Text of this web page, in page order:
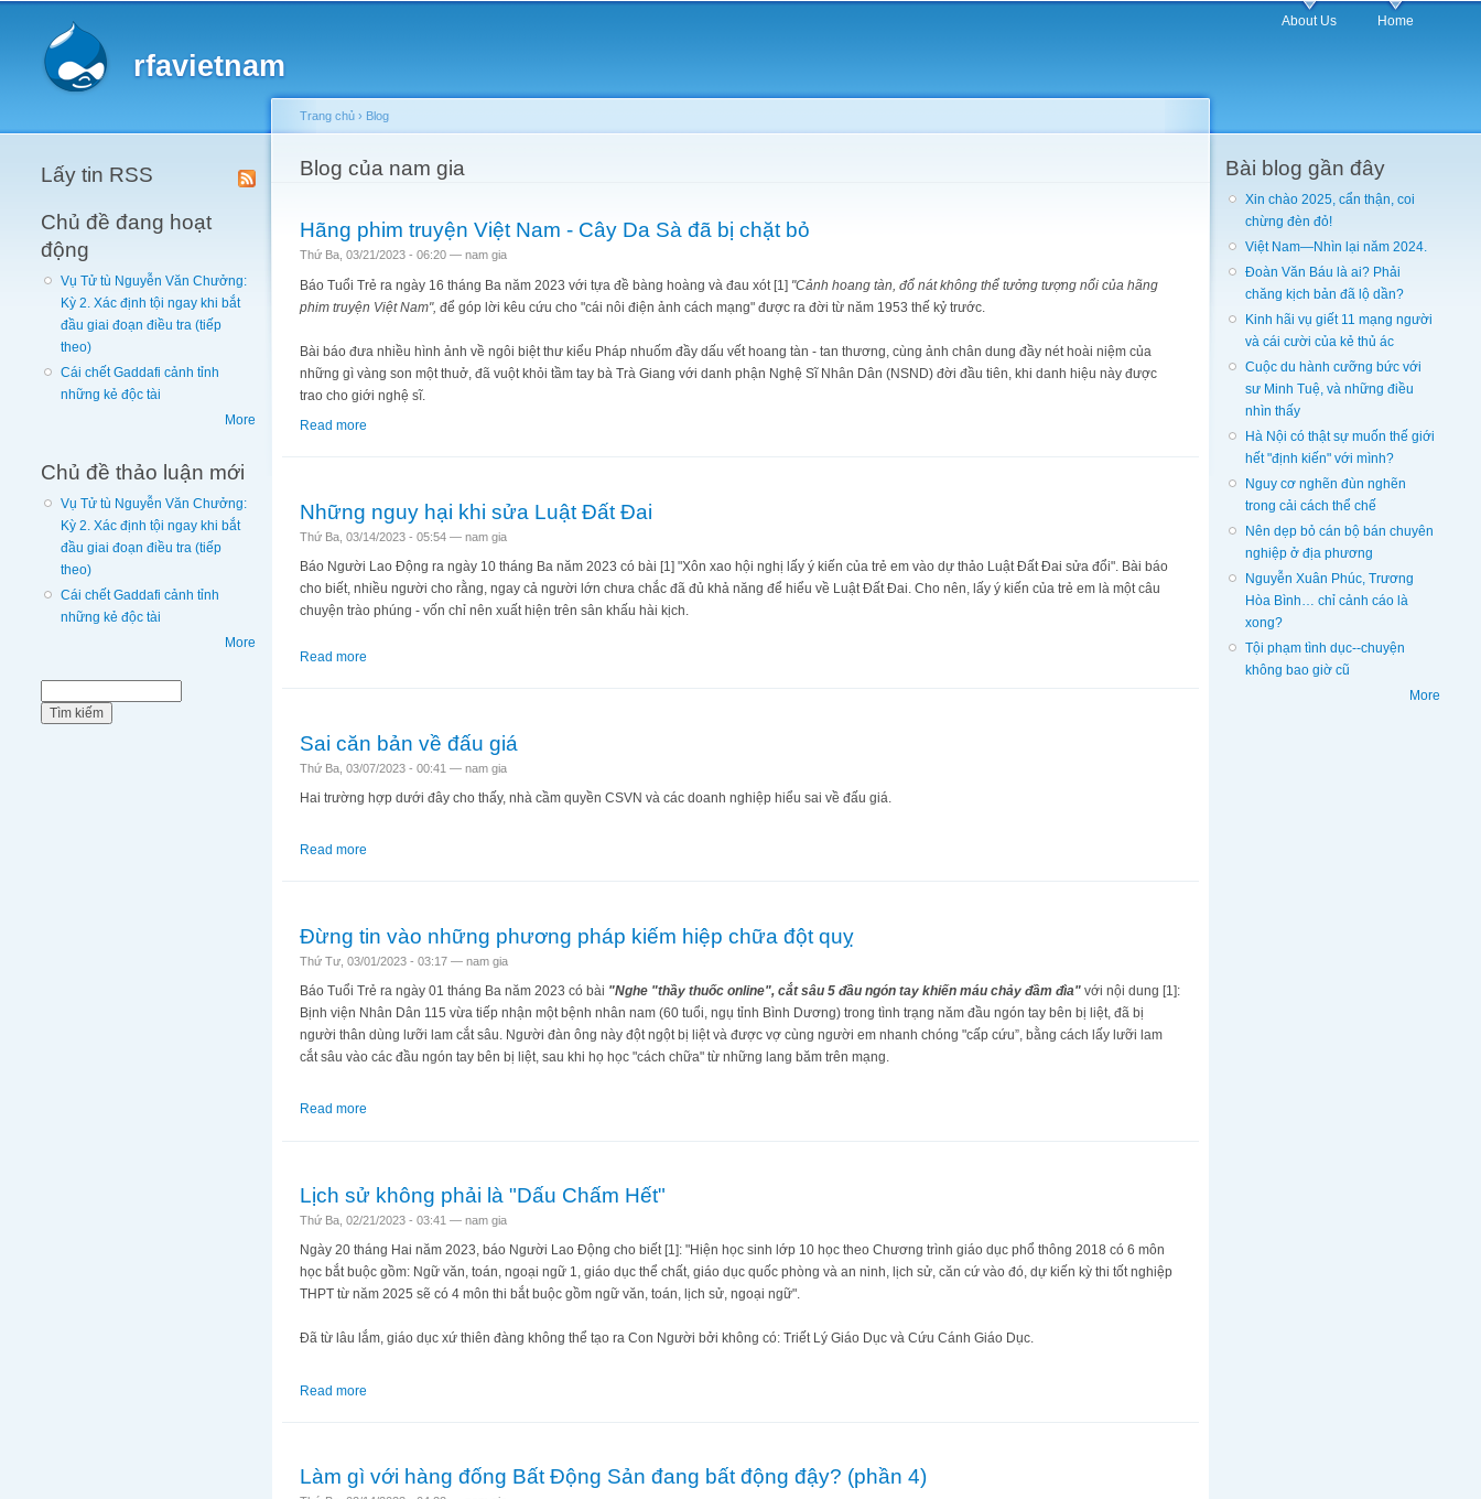
rfavietnam
About Us Home
Lấy tin RSS
Chủ đề đang hoạt
động
Vụ Tử tù Nguyễn Văn Chưởng:
Kỳ 2. Xác định tội ngay khi bắt
đầu giai đoạn điều tra (tiếp
theo)
Cái chết Gaddafi cảnh tỉnh
những kẻ độc tài
More
Chủ đề thảo luận mới
Vụ Tử tù Nguyễn Văn Chưởng:
Kỳ 2. Xác định tội ngay khi bắt
đầu giai đoạn điều tra (tiếp
theo)
Cái chết Gaddafi cảnh tỉnh
những kẻ độc tài
More
You are here
Trang chủ › Blog
Blog của nam gia
Hãng phim truyện Việt Nam - Cây Da Sà đã bị chặt bỏ
Thứ Ba, 03/21/2023 - 06:20 — nam gia
Báo Tuổi Trẻ ra ngày 16 tháng Ba năm 2023 với tựa đề bàng hoàng và đau xót [1] "Cảnh hoang tàn, đổ nát không thể tưởng tượng nổi của hãng
phim truyện Việt Nam", để góp lời kêu cứu cho "cái nôi điện ảnh cách mạng" được ra đời từ năm 1953 thế kỷ trước.
Bài báo đưa nhiều hình ảnh về ngôi biệt thư kiểu Pháp nhuốm đầy dấu vết hoang tàn - tan thương, cùng ảnh chân dung đầy nét hoài niệm của
những gì vàng son một thuở, đã vuột khỏi tầm tay bà Trà Giang với danh phận Nghệ Sĩ Nhân Dân (NSND) đời đầu tiên, khi danh hiệu này được
trao cho giới nghệ sĩ.
Read more
Những nguy hại khi sửa Luật Đất Đai
Thứ Ba, 03/14/2023 - 05:54 — nam gia
Báo Người Lao Động ra ngày 10 tháng Ba năm 2023 có bài [1] "Xôn xao hội nghị lấy ý kiến của trẻ em vào dự thảo Luật Đất Đai sửa đổi". Bài báo
cho biết, nhiều người cho rằng, ngay cả người lớn chưa chắc đã đủ khả năng để hiểu về Luật Đất Đai. Cho nên, lấy ý kiến của trẻ em là một câu
chuyện trào phúng - vốn chỉ nên xuất hiện trên sân khấu hài kịch.
Read more
Sai căn bản về đấu giá
Thứ Ba, 03/07/2023 - 00:41 — nam gia
Hai trường hợp dưới đây cho thấy, nhà cầm quyền CSVN và các doanh nghiệp hiểu sai về đấu giá.
Read more
Đừng tin vào những phương pháp kiếm hiệp chữa đột quỵ
Thứ Tư, 03/01/2023 - 03:17 — nam gia
Báo Tuổi Trẻ ra ngày 01 tháng Ba năm 2023 có bài "Nghe "thầy thuốc online", cắt sâu 5 đầu ngón tay khiến máu chảy đầm đìa" với nội dung [1]:
Bịnh viện Nhân Dân 115 vừa tiếp nhận một bệnh nhân nam (60 tuổi, ngụ tỉnh Bình Dương) trong tình trạng năm đầu ngón tay bên bị liệt, đã bị
người thân dùng lưỡi lam cắt sâu. Người đàn ông này đột ngột bị liệt và được vợ cùng người em nhanh chóng "cấp cứu”, bằng cách lấy lưỡi lam
cắt sâu vào các đầu ngón tay bên bị liệt, sau khi họ học "cách chữa" từ những lang băm trên mạng.
Read more
Lịch sử không phải là "Dấu Chấm Hết"
Thứ Ba, 02/21/2023 - 03:41 — nam gia
Ngày 20 tháng Hai năm 2023, báo Người Lao Động cho biết [1]: "Hiện học sinh lớp 10 học theo Chương trình giáo dục phổ thông 2018 có 6 môn
học bắt buộc gồm: Ngữ văn, toán, ngoại ngữ 1, giáo dục thể chất, giáo dục quốc phòng và an ninh, lịch sử, căn cứ vào đó, dự kiến kỳ thi tốt nghiệp
THPT từ năm 2025 sẽ có 4 môn thi bắt buộc gồm ngữ văn, toán, lịch sử, ngoại ngữ".
Đã từ lâu lắm, giáo dục xứ thiên đàng không thể tạo ra Con Người bởi không có: Triết Lý Giáo Dục và Cứu Cánh Giáo Dục.
Read more
Làm gì với hàng đống Bất Động Sản đang bất động đậy? (phần 4)
Bài blog gần đây
Xin chào 2025, cẩn thận, coi
chừng đèn đỏ!
Việt Nam—Nhìn lại năm 2024.
Đoàn Văn Báu là ai? Phải
chăng kịch bản đã lộ dần?
Kinh hãi vụ giết 11 mạng người
và cái cười của kẻ thủ ác
Cuộc du hành cưỡng bức với
sư Minh Tuệ, và những điều
nhìn thấy
Hà Nội có thật sự muốn thế giới
hết "định kiến" với mình?
Nguy cơ nghẽn đùn nghẽn
trong cải cách thể chế
Nên dẹp bỏ cán bộ bán chuyên
nghiệp ở địa phương
Nguyễn Xuân Phúc, Trương
Hòa Bình… chỉ cảnh cáo là
xong?
Tội phạm tình dục--chuyện
không bao giờ cũ
More